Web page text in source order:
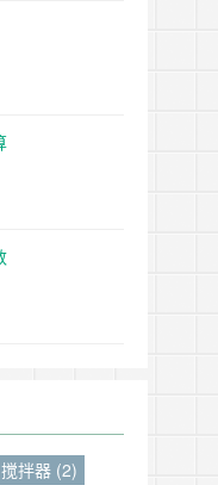
搅拌器 (2)